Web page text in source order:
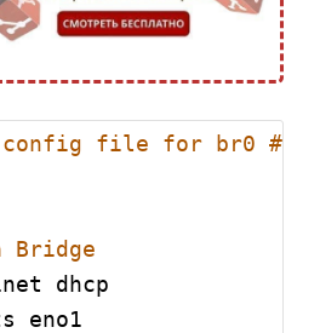
config file for br0 ##
Bridge
dhcp
eno1